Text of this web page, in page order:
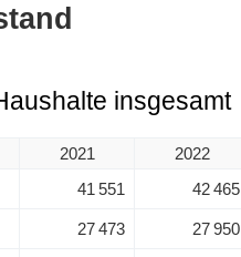
insgesamt
2021 2022
41 551 42 465
27 473 27 950